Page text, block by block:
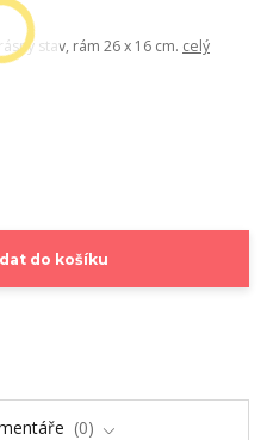
stav, rám 26 x 16 cm. celý
do košíku
0